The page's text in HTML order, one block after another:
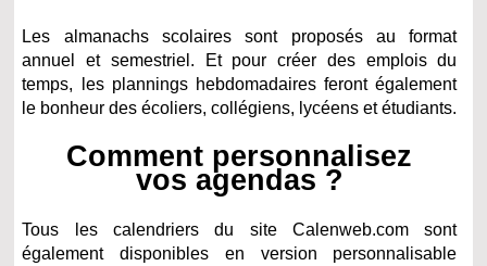
Les almanachs scolaires sont proposés au format
annuel et semestriel. Et pour créer des emplois du
temps, les plannings hebdomadaires feront également
le bonheur des écoliers, collégiens, lycéens et étudiants.
Comment personnalisez
vos agendas ?
Tous les calendriers du site Calenweb.com sont
également disponibles en version personnalisable